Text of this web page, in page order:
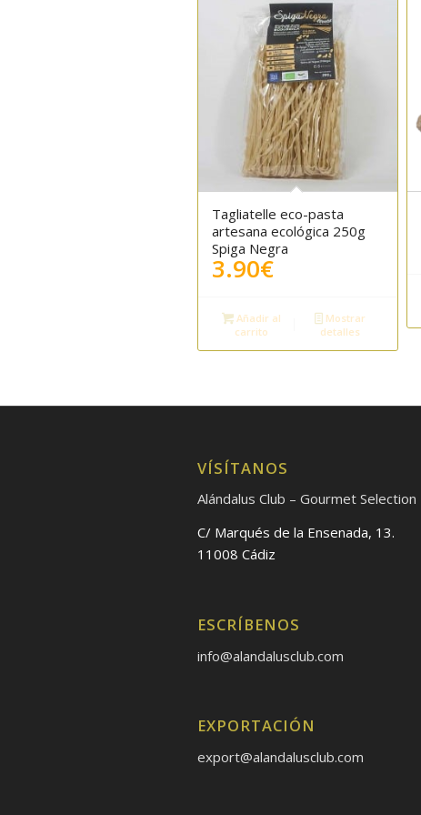
Tagliatelle eco-pasta
artesana ecológica 250g
Spiga Negra
3.90€
Añadir al
carrito
Mostrar
detalles
VÍSÍTANOS
Alándalus Club – Gourmet Selection
C/ Marqués de la Ensenada, 13.
11008 Cádiz
ESCRÍBENOS
info@alandalusclub.com
EXPORTACIÓN
export@alandalusclub.com